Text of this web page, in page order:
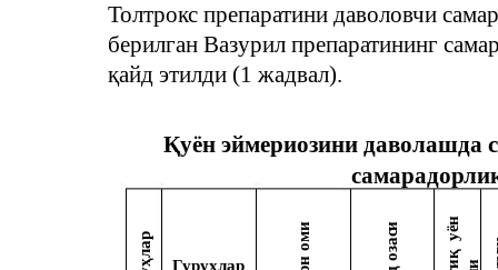
Толтрокс препаратини даволовчи
берилган Вазурил препаратининг
қайд этилди (1 жадвал).
Қуён эймериозини даволашда
уҳлар
Гуруҳлар
н
оми озас
и
и
қ
уё
н
и